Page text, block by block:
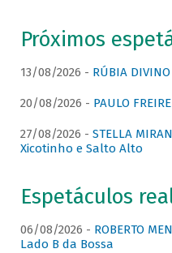
Próximos
13/08/2026 - RÚBIA
20/08/2026 - PAULO
27/08/2026 - STELLA
Xicotinho e Salto Alto
Espetáculos
06/08/2026 - ROBERTO
Lado B da Bossa